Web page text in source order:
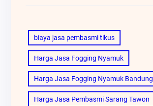
biaya jasa pembasmi tikus
Harga Jasa Fogging Nyamuk
Harga Jasa Fogging Nyamuk Bandung
Harga Jasa Pembasmi Sarang Tawon